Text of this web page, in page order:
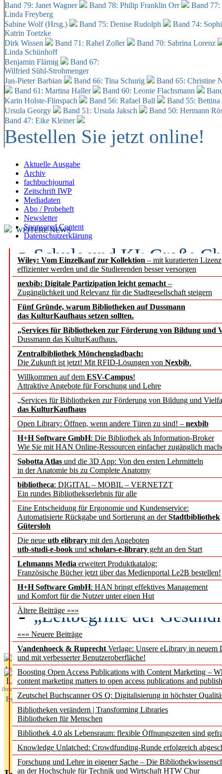
Band 79: Janet Wagner Band 78: Philip Franklin Orr
Band
Linda Freyberg
Sabine Wolf (Hrsg.)
Band 75: Denise Rudolph
Band 74:
Katrin Toetzke
Dirk Wissen
Band 71: Rahel Zoller
Band 70: Sabrina Lorenz
Linda Schünhoff
Benjamin Flämig
Band 67:
Wilfried Sühl-Strohmenger
Jan-Pieter Barbian
Band 66: Tina Schurig
Band 65: Christine
Band 61: Martina Haller
Band 60: Leonie Flachsmann
Karin Holste-Flinspach
Band 56: Rafael Ball
Band 55:
Ursula Georgy
Band 51: Ursula Jaksch Band 50: Hermann
Band 47: Eike Kleiner
Bestellen Sie jetzt online!
Aktuelle Ausgabe
Archiv
fachbuchjournal
Zeitschrift IWP
Mediadaten
Abo / Probeheft
Newsletter
Sponsored Content
Datenschutzerklärung
Wiley: Vom Einzelkauf zur Kollektion – mit kuratierten
effizienter werden und die Studierenden besser versorgen
nexbib: Digitale Partizipation leicht gemacht –
Zugänglichkeit und Relevanz für die Stadtgesellschaft steigern
Fünf Gründe, warum Bibliotheken auf Dussmann
das KulturKaufhaus setzen sollten.
„Services für Bibliotheken zur Förderung von Bildung und
Dussmann das KulturKaufhaus.
Zentralbibliothek Mönchengladbach:
Die Zukunft ist jetzt! Mit RFID-Lösungen von Nexbib.
Willkommen auf dem ESV-Campus!
Attraktive Angebote für Forschung und Lehre
„Services für Bibliotheken zur Förderung von Bildung und
das KulturKaufhaus
Open Library: Öffnen, wenn andere Türen zu sind! – nexbib
H+H Software GmbH: Die Bibliothek als Information-Broker
Wie Sie mit HAN Online-Ressourcen einfacher zugänglich
Sobotta Atlas und die 3D App: Von den ersten Lehrmitteln
in der Anatomie bis zu Complete Anatomy
bibliotheca: DIGITAL – MOBIL – VERNETZT
Ein rundes Bibliothekserlebnis für alle
Eine Entscheidung für Ergonomie und Kundenservice:
Automatisierte Rückgabe und Sortierung an derStadtbibliothek
Gütersloh
Die neue utb elibrary mit den Angeboten
utb-studi-e-book und scholars-e-library geht an den Start
Lehmanns Media erweitert Produktkatalog:
Französische Bücher jetzt über das Medienportal Le2B bestellen!
H+H Software GmbH: HAN bringt effektives Management
und Komfort für die Nutzer unter einen Hut
Ältere Beiträge »»»
««« Neuere Beiträge
Vandenhoeck & Ruprecht Verlage: Unsere eLibrary in neuem
und mit verbesserter Benutzeroberfläche!
Boosting Open Access Publications with Content Marketing –
content marketing matters to open access publications and
Zeutschel Buchscanner OS Q: Digitalisierung in höchster
Bibliotheken verändern | Transforming Libraries
Bibliotheken für Menschen
Bibliothek 4.0 als Lebensraum: flexible Öffnungszeiten sind
Knowledge Unlatched: Crowdfunding-Runde erfolgreich
Forschung und Lehre in eigener Sache – Die
an der Hochschule für Technik und Wirtschaft HTW Chur
WEITERE NEWS
Schule und KI: Große
Voraussetzungen
Erfolgreiches erstes
Segment Research –
angepasst
konstruktiv!
Mohr Siebeck
und die Zeitschrift für
Francke Attempto
EBSCO Information
Recherchefunktionen in
Sorbisches Institut neu
Geschichte und
Künstliche Intelligenz
besser zu verstehen
„Leitbegriffe der
des BIÖG erscheinen
Aktuelles aus
L
ibrary
Essentials